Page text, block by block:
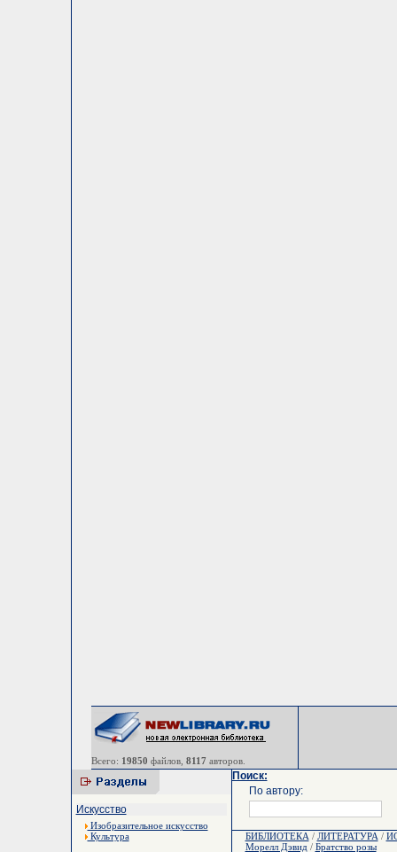
Всего: 19850 файлов, 8117 авторов.
Искусство
Изобразительное искусство
Культура
Поиск:
По автору:
БИБЛИОТЕКА / ЛИТЕРАТУРА /
Морелл Дэвид / Братство розы